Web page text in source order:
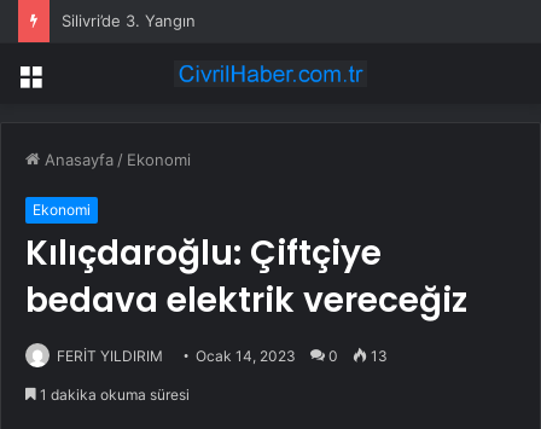
Silivri’de 3. Yangın
Menü
Anasayfa / Ekonomi
Ekonomi
Kılıçdaroğlu: Çiftçiye
bedava elektrik vereceğiz
FERİT YILDIRIM Ocak 14, 2023 0 13
1 dakika okuma süresi